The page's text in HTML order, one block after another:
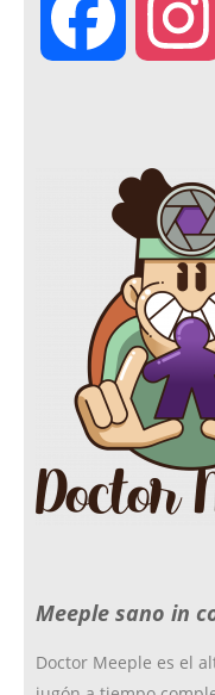
e
b
o
k
Meeple sano in
Doctor Meeple es el